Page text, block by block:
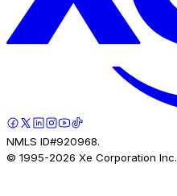
NMLS ID#920968.
© 1995-2026 Xe Corporation Inc.